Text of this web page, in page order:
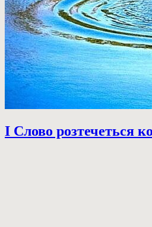
І Слово розтечеться